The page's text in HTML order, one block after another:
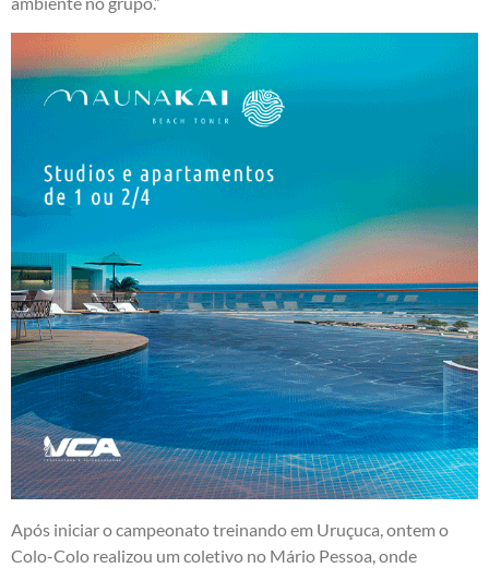
Após iniciar o campeonato treinando em Uruçuca, ontem o
Colo-Colo realizou um coletivo no Mário Pessoa, onde